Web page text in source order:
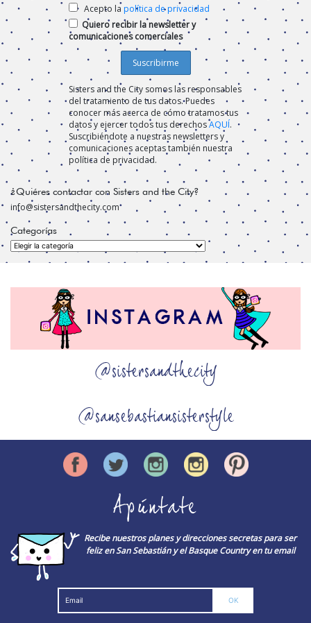
Acepto la política de privacidad
Quiero recibir la newsletter y
comunicaciones comerciales
Sisters and the City somos las responsables
del tratamiento de tus datos. Puedes
conocer más acerca de cómo tratamos tus
datos y ejercer todos tus derechosAQUÍ.
Suscribiéndote a nuestras newsletters y
comunicaciones aceptas también nuestra
política de privacidad.
¿Quiéres contactar con Sisters and the City?
info@sistersandthecity.com
Categorías
Categorías
@sistersandthecity
@sansebastiansisterstyle
Apúntate
Recibe nuestros planes y direcciones secretas para ser
feliz en San Sebastián y el Basque Country en tu email